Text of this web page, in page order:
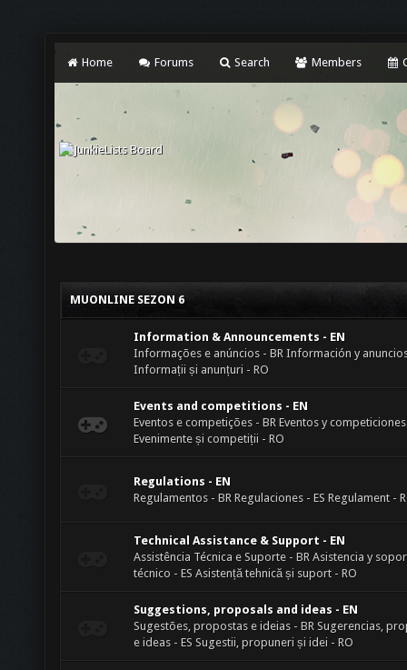
Home Forums Search Members
MUONLINE SEZON 6
Information & Announcements - EN
Informações e anúncios - BR Información y
Informații și anunțuri - RO
Events and competitions - EN
Eventos e competições - BR Eventos y competiciones
Evenimente și competiții - RO
Regulations - EN
Regulamentos - BR Regulaciones - ES Regulament -
Technical Assistance & Support - EN
Assistência Técnica e Suporte - BR Asistencia y
técnico - ES Asistență tehnică și suport - RO
Suggestions, proposals and ideas - EN
Sugestões, propostas e ideias - BR Sugerencias,
e ideas - ES Sugestii, propuneri și idei - RO